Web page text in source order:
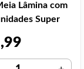
Lâmina com
Super